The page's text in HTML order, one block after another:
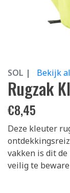
SOL | Bekijk
Rugzak
€8,45
Deze kleuter
vakken is dit
veilig te